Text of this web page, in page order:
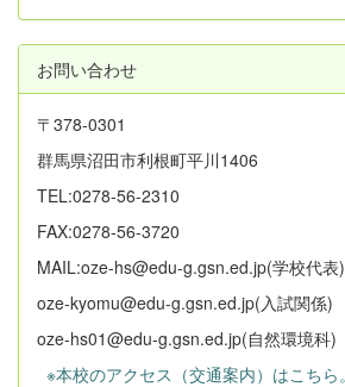
お問い合わせ
〒378-0301
群馬県沼田市利根町平川1406
TEL:0278-56-2310
FAX:0278-56-3720
MAIL:oze-hs@edu-g.gsn.ed.jp(学校代表)
oze-kyomu@edu-g.gsn.ed.jp(入試関係)
oze-hs01@edu-g.gsn.ed.jp(自然環境科)
※本校のアクセス（交通案内）はこちら。